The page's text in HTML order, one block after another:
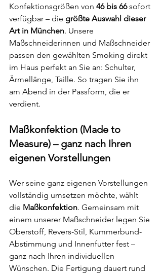
Konfektionsgrößen von 46 bis 66 sofort
verfügbar – die größte Auswahl dieser
Art in München. Unsere
Maßschneiderinnen und Maßschneider
passen den gewählten Smoking direkt
im Haus perfekt an Sie an: Schulter,
Ärmellänge, Taille. So tragen Sie ihn
am Abend in der Passform, die er
verdient.
Maßkonfektion (Made to
Measure) – ganz nach Ihren
eigenen Vorstellungen
Wer seine ganz eigenen Vorstellungen
vollständig umsetzen möchte, wählt
die Maßkonfektion. Gemeinsam mit
einem unserer Maßschneider legen Sie
Oberstoff, Revers-Stil, Kummerbund-
Abstimmung und Innenfutter fest –
ganz nach Ihren individuellen
Wünschen. Die Fertigung dauert rund